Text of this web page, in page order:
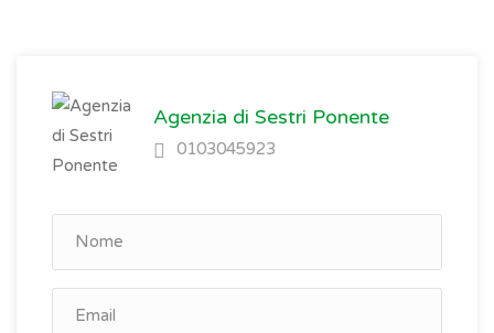
Agenzia di Sestri Ponente
0103045923